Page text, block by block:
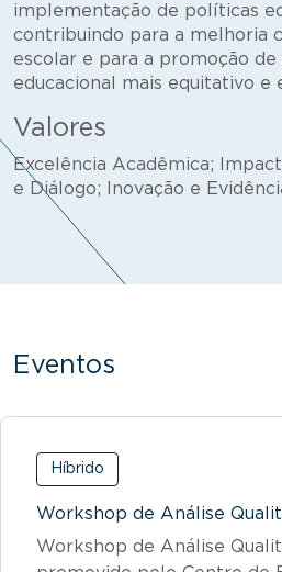
implementação de políticas
contribuindo para a melhoria
escolar e para a promoção de
educacional mais equitativo e
Valores
Excelência Acadêmica;
e Diálogo; Inovação e
Eventos
Híbrido
Workshop de Análise
Workshop de Análise